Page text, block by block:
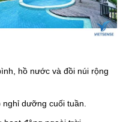
hồ nước và đồi núi rộng
dưỡng cuối tuần.